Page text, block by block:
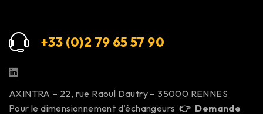
+33 (0)2 79 65 57 90
AXINTRA – 22, rue Raoul Dautry – 35000 RENNES
Pour le dimensionnement d’échangeurs👉 Demande